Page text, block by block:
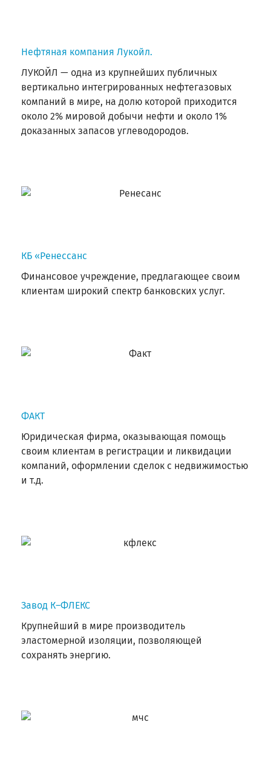
Нефтяная компания Лукойл.
ЛУКОЙЛ — одна из крупнейших публичных
вертикально интегрированных нефтегазовых
компаний в мире, на долю которой приходится
около 2% мировой добычи нефти и около 1%
доказанных запасов углеводородов.
КБ «Ренессанс
Финансовое учреждение, предлагающее своим
клиентам широкий спектр банковских услуг.
ФАКТ
Юридическая фирма, оказывающая помощь
своим клиентам в регистрации и ликвидации
компаний, оформлении сделок с недвижимостью
и т.д.
Завод К–ФЛЕКС
Крупнейший в мире производитель
эластомерной изоляции, позволяющей
сохранять энергию.